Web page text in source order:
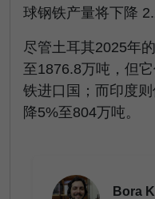
球钢铁产量将下降
尽管土耳其2025年
至1876.8万吨，但
铁进口国；而印度
降5%至804万吨。
Bora